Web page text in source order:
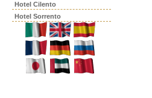
Hotel Cilento
Hotel Sorrento